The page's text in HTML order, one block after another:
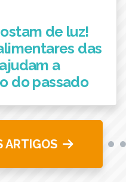
de luz!
das
a
do passado
ARTIGOS